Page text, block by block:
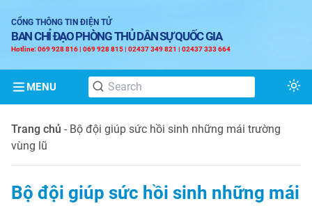
CỔNG THÔNG TIN ĐIỆN TỬ
BAN CHỈ ĐẠO PHÒNG THỦ DÂN SỰ QUỐC GIA
Hotline: 069 928 816 | 069 928 815 | 02437 349 821 | 02437 333 664
MENU
Trang chủ - Bộ đội giúp sức hồi sinh những mái trường
vùng lũ
Bộ đội giúp sức hồi sinh những mái